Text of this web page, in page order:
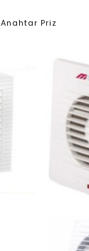
Anahtar Priz